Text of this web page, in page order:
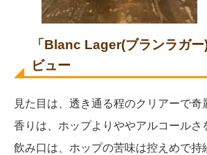
「Blanc Lager(ブランラガ
ビュー
見た目は、透き通る程のクリアーで奇
香りは、ホップよりややアルコールさ
飲み口は、ホップの苦味は控えめで持